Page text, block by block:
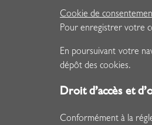
Cookie de
Pour enregistrer votre
En poursuivant votre
dépôt des cookies.
Droit d’accès et
Conformément à la